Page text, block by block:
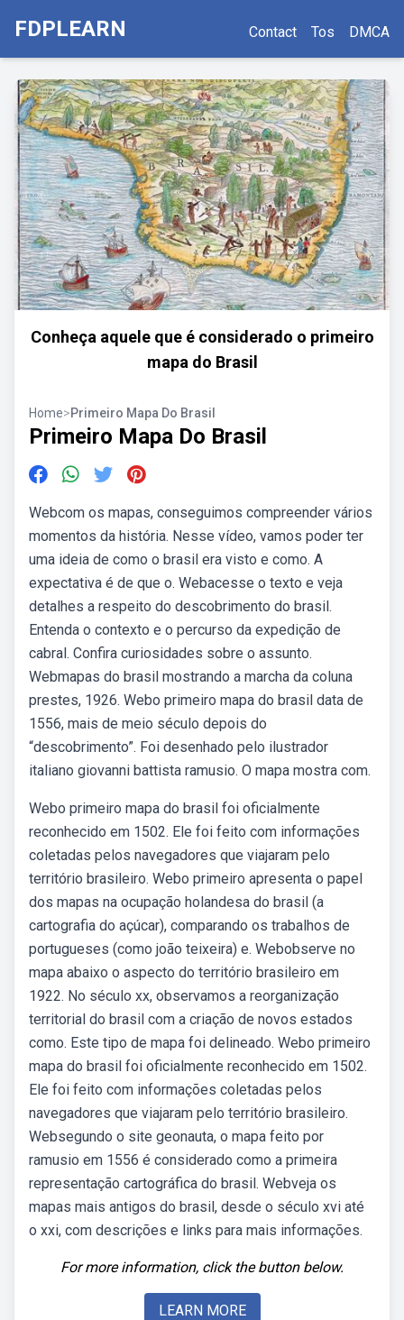
FDPLEARN Contact Tos DMCA
Conheça aquele que é considerado o primeiro
mapa do Brasil
Home>Primeiro Mapa Do Brasil
Primeiro Mapa Do Brasil
Webcom os mapas, conseguimos compreender vários
momentos da história. Nesse vídeo, vamos poder ter
uma ideia de como o brasil era visto e como. A
expectativa é de que o. Webacesse o texto e veja
detalhes a respeito do descobrimento do brasil.
Entenda o contexto e o percurso da expedição de
cabral. Confira curiosidades sobre o assunto.
Webmapas do brasil mostrando a marcha da coluna
prestes, 1926. Webo primeiro mapa do brasil data de
1556, mais de meio século depois do
“descobrimento”. Foi desenhado pelo ilustrador
italiano giovanni battista ramusio. O mapa mostra com.
Webo primeiro mapa do brasil foi oficialmente
reconhecido em 1502. Ele foi feito com informações
coletadas pelos navegadores que viajaram pelo
território brasileiro. Webo primeiro apresenta o papel
dos mapas na ocupação holandesa do brasil (a
cartografia do açúcar), comparando os trabalhos de
portugueses (como joão teixeira) e. Webobserve no
mapa abaixo o aspecto do território brasileiro em
1922. No século xx, observamos a reorganização
territorial do brasil com a criação de novos estados
como. Este tipo de mapa foi delineado. Webo primeiro
mapa do brasil foi oficialmente reconhecido em 1502.
Ele foi feito com informações coletadas pelos
navegadores que viajaram pelo território brasileiro.
Websegundo o site geonauta, o mapa feito por
ramusio em 1556 é considerado como a primeira
representação cartográfica do brasil. Webveja os
mapas mais antigos do brasil, desde o século xvi até
o xxi, com descrições e links para mais informações.
For more information, click the button below.
LEARN MORE